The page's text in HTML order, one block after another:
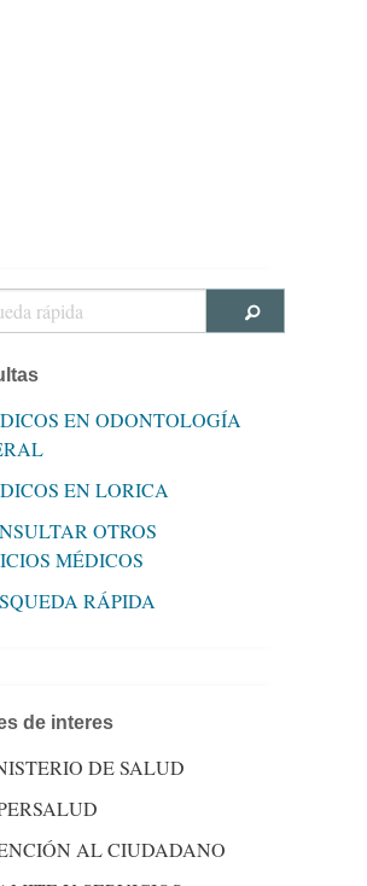
EN ODONTOLOGÍA
EN LORICA
OTROS
MÉDICOS
RÁPIDA
de interes
DE SALUD
AL CIUDADANO